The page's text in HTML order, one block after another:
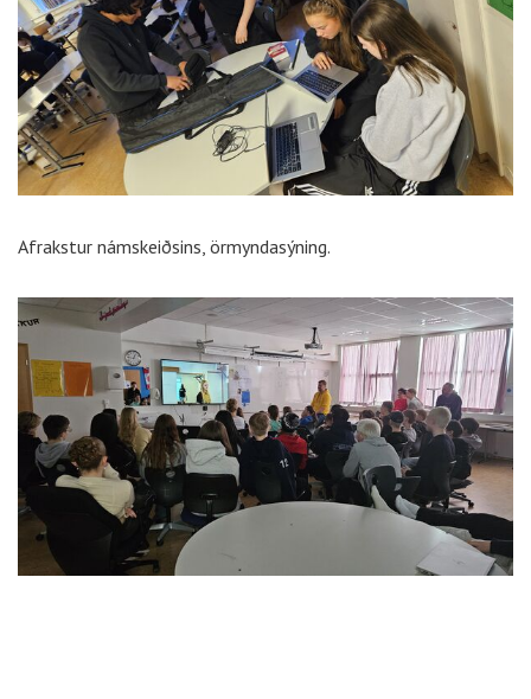
Afrakstur námskeiðsins, örmyndasýning.